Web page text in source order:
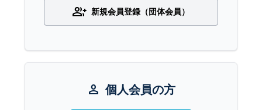
group_add 新規会員登録（団体会員）
person 個人会員の方